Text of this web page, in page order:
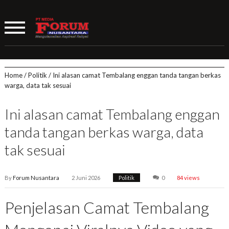
Home/Politik / Ini alasan camat Tembalang enggan tanda tangan berkas
warga, data tak sesuai
Ini alasan camat Tembalang enggan
tanda tangan berkas warga, data
tak sesuai
ByForum Nusantara 2 Juni 2026 Politik 0 84 views
Penjelasan Camat Tembalang